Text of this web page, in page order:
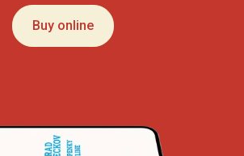
Buy online